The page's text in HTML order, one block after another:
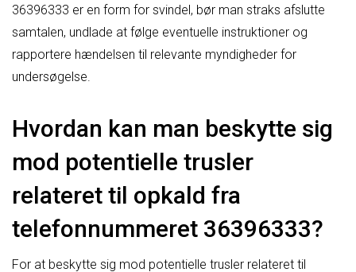
36396333 er en form for svindel, bør man straks afslutte
samtalen, undlade at følge eventuelle instruktioner og
rapportere hændelsen til relevante myndigheder for
undersøgelse.
Hvordan kan man beskytte sig
mod potentielle trusler
relateret til opkald fra
telefonnummeret 36396333?
For at beskytte sig mod potentielle trusler relateret til